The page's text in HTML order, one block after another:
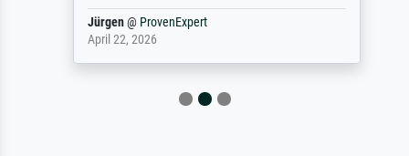
Jürgen@ProvenExpert
April 22, 2026